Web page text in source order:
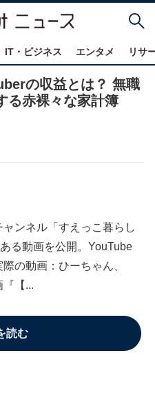
IT・ビジネス エンタメ リサ
の収益とは？ 無職
る赤裸々な家計簿
ンネル「すえっこ暮らし
る動画を公開。YouTube
の動画：ひーちゃん、
【...
読む